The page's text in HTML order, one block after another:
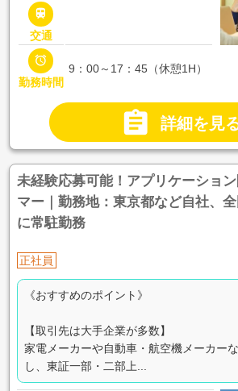

交通

勤務時間
9：00～17：45（休憩1H）
 詳細を見
未経験応募可能！アプリケーショ
マー｜勤務地：東京都など自社、
に常駐勤務
正社員
《おすすめのポイント》
【取引先は大手企業が多数】
家電メーカーや自動車・航空機メーカー
し、東証一部・二部上...